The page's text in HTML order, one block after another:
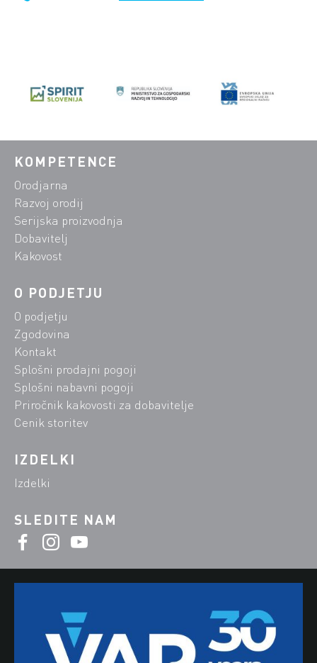
KOMPETENCE
Orodjarna
Razvoj orodij
Serijska proizvodnja
Dobavitelj
Kakovost
O PODJETJU
O podjetju
Zgodovina
Kontakt
Splošni prodajni pogoji
Splošni nabavni pogoji
Priročnik kakovosti za dobavitelje
Cenik storitev
IZDELKI
Izdelki
SLEDITE NAM